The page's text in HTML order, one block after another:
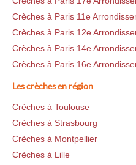
Crèches à Paris 11e
Crèches à Paris 12e
Crèches à Paris 14e
Crèches à Paris 16e
Les crèches en région
Crèches à Toulouse
Crèches à Strasbourg
Crèches à Montpellier
Crèches à Lille